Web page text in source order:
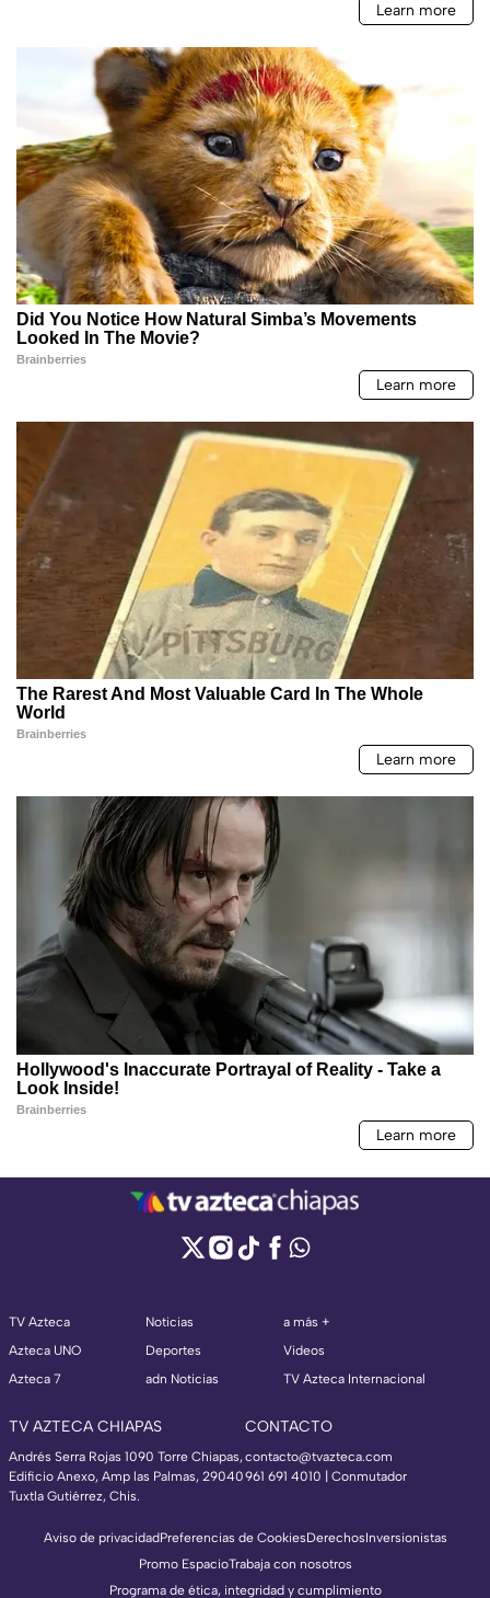
TV Azteca
Azteca UNO
Azteca 7
Noticias
Deportes
adn Noticias
a más +
Videos
TV Azteca Internacional
TV AZTECA CHIAPAS
Andrés Serra Rojas 1090 Torre Chiapas,
Edificio Anexo, Amp las Palmas, 29040
Tuxtla Gutiérrez, Chis.
CONTACTO
contacto@tvazteca.com
961 691 4010 | Conmutador
Aviso de privacidadPreferencias de CookiesDerechosInversionistas
Promo EspacioTrabaja con nosotros
Programa de ética, integridad y cumplimiento